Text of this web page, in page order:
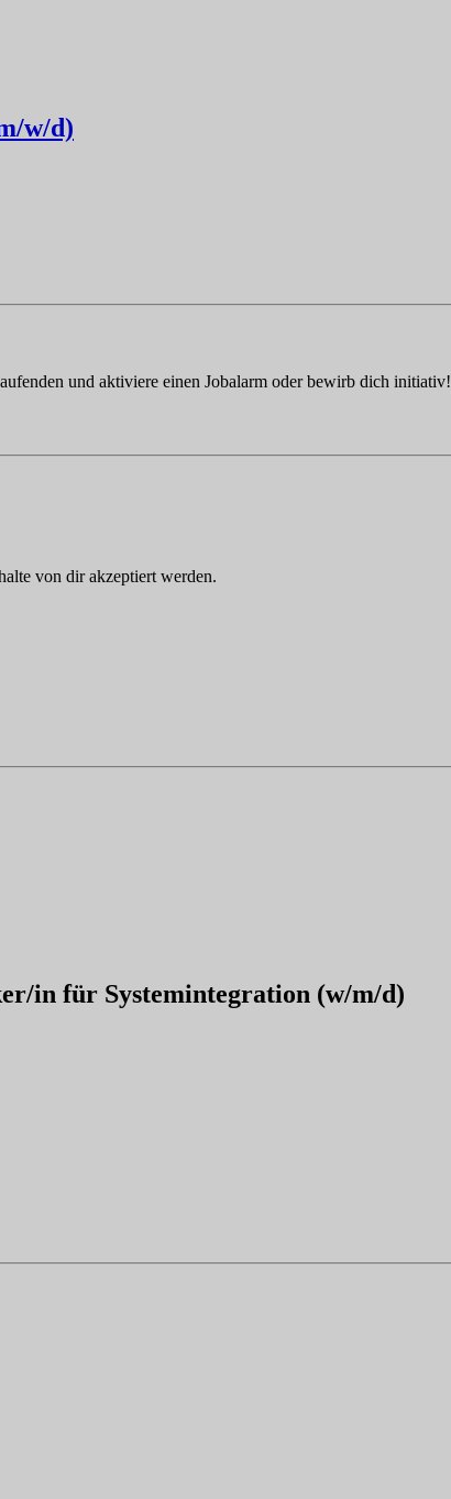
w/d)
und aktiviere einen Jobalarm oder bewirb dich initiativ!
von dir akzeptiert werden.
in für Systemintegration (w/m/d)